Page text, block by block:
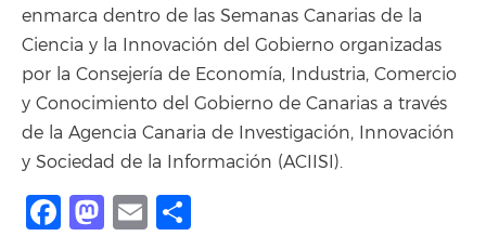
enmarca dentro de las Semanas Canarias de la
Ciencia y la Innovación del Gobierno organizadas
por la Consejería de Economía, Industria, Comercio
y Conocimiento del Gobierno de Canarias a través
de la Agencia Canaria de Investigación, Innovación
y Sociedad de la Información (ACIISI).
Facebook
Mastodon
Email